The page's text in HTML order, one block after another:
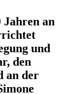
Jahren an
und
den
an der